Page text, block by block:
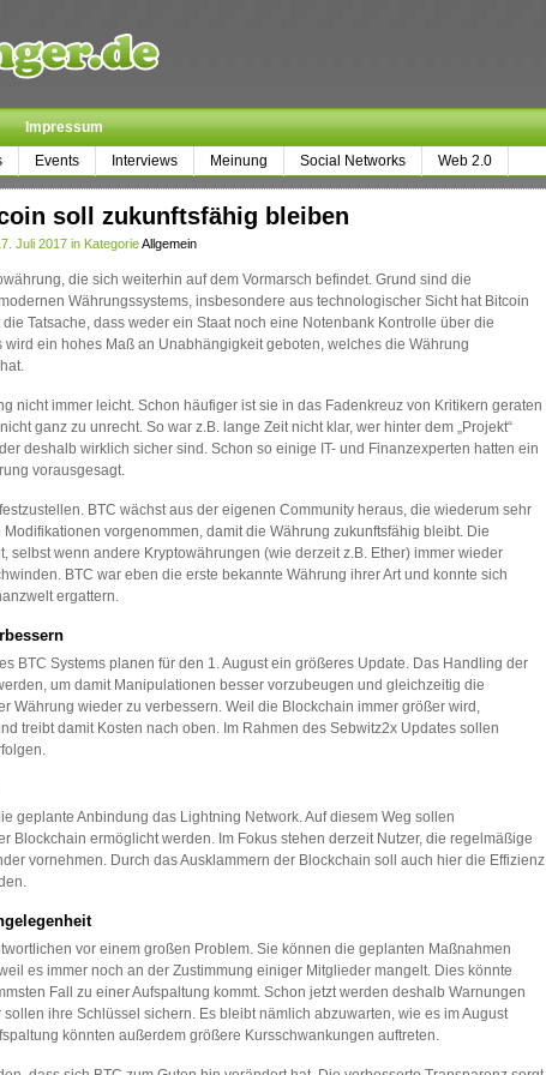
Impressum
Events Interviews Meinung Social Networks Web 2.0
soll zukunftsfähig bleiben
Juli 2017 in KategorieAllgemein
die sich weiterhin auf dem Vormarsch befindet. Grund sind die
Währungssystems, insbesondere aus technologischer Sicht hat Bitcoin
Tatsache, dass weder ein Staat noch eine Notenbank Kontrolle über die
ein hohes Maß an Unabhängigkeit geboten, welches die Währung
nicht immer leicht. Schon häufiger ist sie in das Fadenkreuz von Kritikern geraten
ganz zu unrecht. So war z.B. lange Zeit nicht klar, wer hinter dem „Projekt“
deshalb wirklich sicher sind. Schon so einige IT- und Finanzexperten hatten ein
vorausgesagt.
BTC wächst aus der eigenen Community heraus, die wiederum sehr
vorgenommen, damit die Währung zukunftsfähig bleibt. Die
selbst wenn andere Kryptowährungen (wie derzeit z.B. Ether) immer wieder
BTC war eben die erste bekannte Währung ihrer Art und konnte sich
ergattern.
BTC Systems planen für den 1. August ein größeres Update. Das Handling der
um damit Manipulationen besser vorzubeugen und gleichzeitig die
Währung wieder zu verbessern. Weil die Blockchain immer größer wird,
treibt damit Kosten nach oben. Im Rahmen des Sebwitz2x Updates sollen
geplante Anbindung das Lightning Network. Auf diesem Weg sollen
Blockchain ermöglicht werden. Im Fokus stehen derzeit Nutzer, die regelmäßige
vornehmen. Durch das Ausklammern der Blockchain soll auch hier die Effizienz
vor einem großen Problem. Sie können die geplanten Maßnahmen
es immer noch an der Zustimmung einiger Mitglieder mangelt. Dies könnte
Fall zu einer Aufspaltung kommt. Schon jetzt werden deshalb Warnungen
ihre Schlüssel sichern. Es bleibt nämlich abzuwarten, wie es im August
könnten außerdem größere Kursschwankungen auftreten.